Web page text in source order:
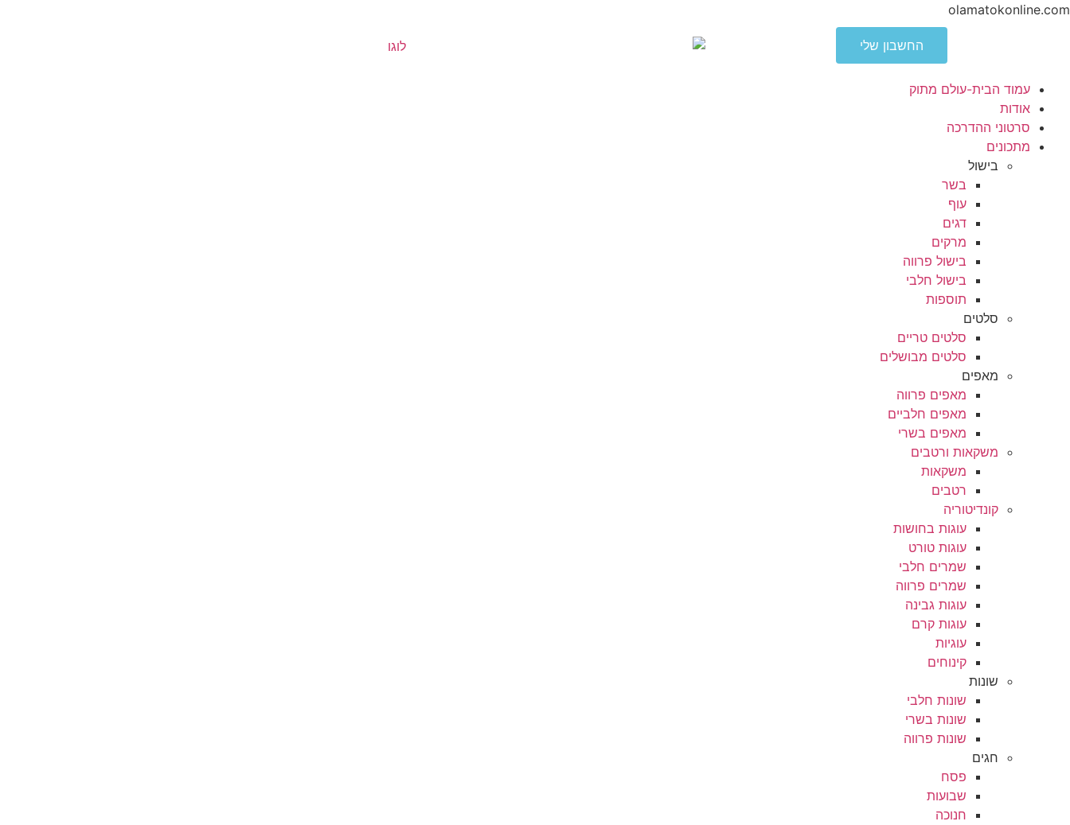
olamatokonline.com
החשבון שלי
עמוד הבית-עולם מתוק
אודות
סרטוני ההדרכה
מתכונים
בישול
בשר
עוף
דגים
מרקים
בישול פרווה
בישול חלבי
תוספות
סלטים
סלטים טריים
סלטים מבושלים
מאפים
מאפים פרווה
מאפים חלביים
מאפים בשרי
משקאות ורטבים
משקאות
רטבים
קונדיטוריה
עוגות בחושות
עוגות טורט
שמרים חלבי
שמרים פרווה
עוגות גבינה
עוגות קרם
עוגיות
קינוחים
שונות
שונות חלבי
שונות בשרי
שונות פרווה
חגים
פסח
שבועות
חנוכה